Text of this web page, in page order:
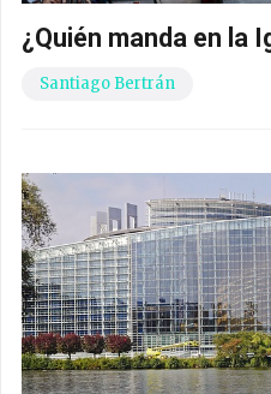
¿Quién manda en la
Santiago Bertrán